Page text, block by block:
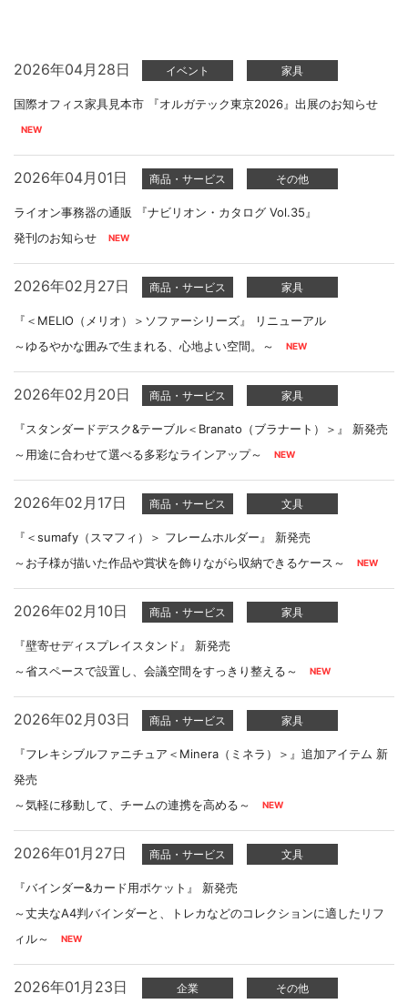
2026年04月28日 イベント 家具
国際オフィス家具見本市 『オルガテック東京2026』出展のお知らせ
2026年04月01日 商品・サービス その他
ライオン事務器の通販 『ナビリオン・カタログ Vol.35』
発刊のお知らせ
2026年02月27日 商品・サービス 家具
『＜MELIO（メリオ）＞ソファーシリーズ』 リニューアル
～ゆるやかな囲みで生まれる、心地よい空間。～
2026年02月20日 商品・サービス 家具
『スタンダードデスク&テーブル＜Branato（ブラナート）＞』 新発売
～用途に合わせて選べる多彩なラインアップ～
2026年02月17日 商品・サービス 文具
『＜sumafy（スマフィ）＞ フレームホルダー』 新発売
～お子様が描いた作品や賞状を飾りながら収納できるケース～
2026年02月10日 商品・サービス 家具
『壁寄せディスプレイスタンド』 新発売
～省スペースで設置し、会議空間をすっきり整える～
2026年02月03日 商品・サービス 家具
『フレキシブルファニチュア＜Minera（ミネラ）＞』追加アイテム 新
発売
～気軽に移動して、チームの連携を高める～
2026年01月27日 商品・サービス 文具
『バインダー&カード用ポケット』 新発売
～丈夫なA4判バインダーと、トレカなどのコレクションに適したリフ
ィル～
2026年01月23日 企業 その他